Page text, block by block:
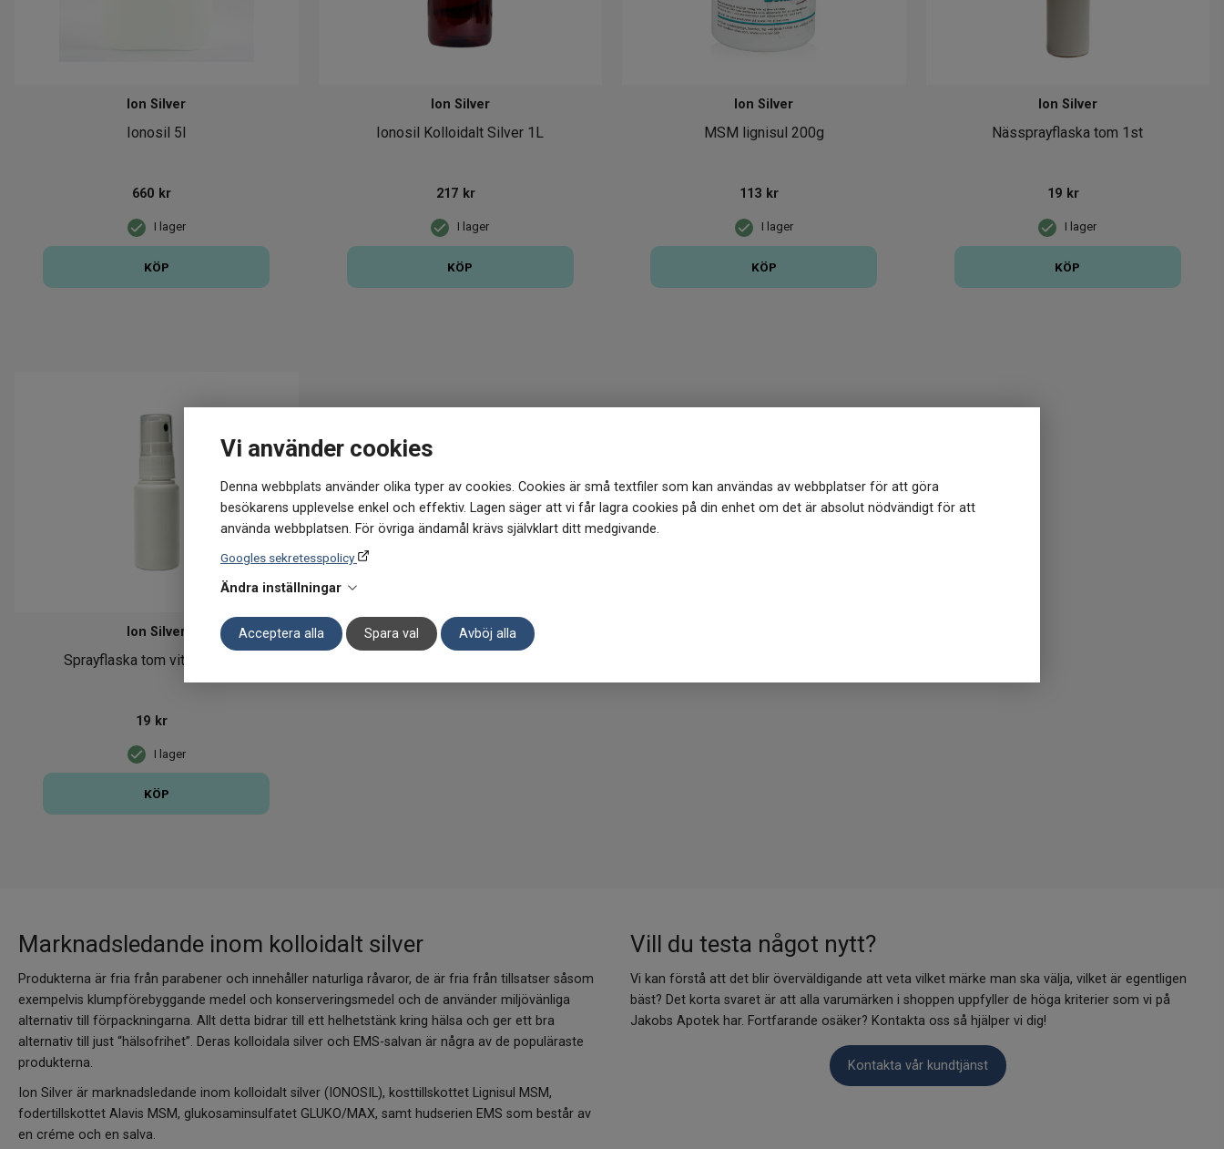
Vi använder cookies
Denna webbplats använder olika typer av cookies. Cookies är små textfiler som kan användas av webbplatser för att göra
besökarens upplevelse enkel och effektiv. Lagen säger att vi får lagra cookies på din enhet om det är absolut nödvändigt för att
använda webbplatsen. För övriga ändamål krävs självklart ditt medgivande.
Googles sekretesspolicy
Ändra inställningar
Acceptera alla Spara val Avböj alla
Ionosil 5l
Ion Silver
I lager
660 kr
KÖP
Ionosil Kolloidalt Silver 1L
Ion Silver
I lager
217 kr
KÖP
MSM lignisul 200g
Ion Silver
I lager
113 kr
KÖP
Nässprayflaska tom 1st
Ion Silver
I lager
19 kr
KÖP
Sprayflaska tom vit 1st 30 ml
Ion Silver
I lager
19 kr
KÖP
Marknadsledande inom kolloidalt silver
Produkterna är fria från parabener och innehåller naturliga råvaror, de är fria från tillsatser såsom
exempelvis klumpförebyggande medel och konserveringsmedel och de använder miljövänliga
alternativ till förpackningarna. Allt detta bidrar till ett helhetstänk kring hälsa och ger ett bra
alternativ till just “hälsofrihet”. Deras kolloidala silver och EMS-salvan är några av de populäraste
produkterna.
Ion Silver är marknadsledande inom kolloidalt silver (IONOSIL), kosttillskottet Lignisul MSM,
fodertillskottet Alavis MSM, glukosaminsulfatet GLUKO/MAX, samt hudserien EMS som består av
en créme och en salva.
Vill du testa något nytt?
Vi kan förstå att det blir överväldigande att veta vilket märke man ska välja, vilket är egentligen
bäst? Det korta svaret är att alla varumärken i shoppen uppfyller de höga kriterier som vi på
Jakobs Apotek har. Fortfarande osäker? Kontakta oss så hjälper vi dig!
Kontakta vår kundtjänst